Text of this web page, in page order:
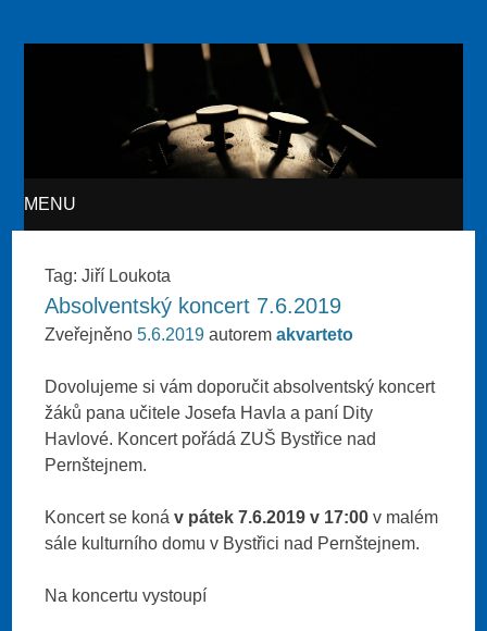
Akvarteto
MENU
Tag:Jiří Loukota
Absolventský koncert 7.6.2019
Zveřejněno5.6.2019 autoremakvarteto
Dovolujeme si vám doporučit absolventský koncert
žáků pana učitele Josefa Havla a paní Dity
Havlové. Koncert pořádá ZUŠ Bystřice nad
Pernštejnem.
Koncert se koná v pátek 7.6.2019 v 17:00 v malém
sále kulturního domu v Bystřici nad Pernštejnem.
Na koncertu vystoupí